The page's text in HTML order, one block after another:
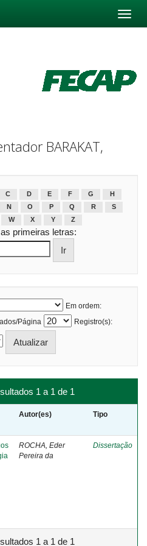
BARAKAT,
C D E F G
H
N O P Q R
S
W X Y Z
primeiras letras:
Em ordem:
Página
Registro(s):
1 a 1 de 1
Autor(es) Tipo
ROCHA, Eder
Pereira da
Dissertação
1 a 1 de 1